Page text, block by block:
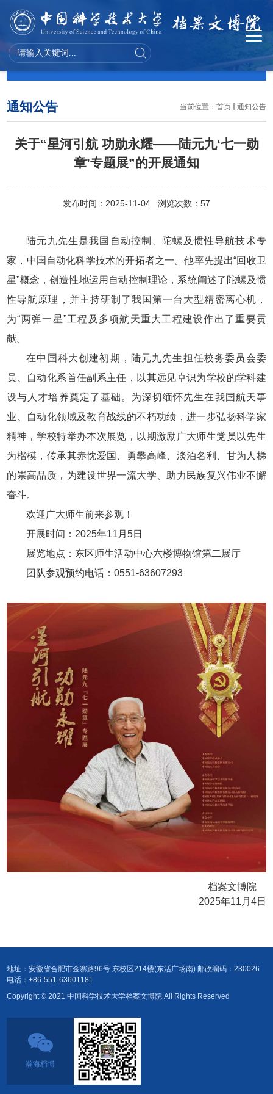
通知公告
通知公告 当前位置： 首页 通知公告
关于“星河引航 功勋永耀——陆元九‘七一勋
章’专题展”的开展通知
发布时间：2025-11-04 浏览次数： 57
陆元九先生是我国自动控制、陀螺及惯性导航技术专
家，中国自动化科学技术的开拓者之一。他率先提出“回收卫
星”概念，创造性地运用自动控制理论，系统阐述了陀螺及惯
性导航原理，并主持研制了我国第一台大型精密离心机，
为“两弹一星”工程及多项航天重大工程建设作出了重要贡
献。
在中国科大创建初期，陆元九先生担任校务委员会委
员、自动化系首任副系主任，以其远见卓识为学校的学科建
设与人才培养奠定了基础。为深切缅怀先生在我国航天事
业、自动化领域及教育战线的不朽功绩，进一步弘扬科学家
精神，学校特举办本次展览，以期激励广大师生党员以先生
为楷模，传承其赤忱爱国、勇攀高峰、淡泊名利、甘为人梯
的崇高品质，为建设世界一流大学、助力民族复兴伟业不懈
奋斗。
欢迎广大师生前来参观！
开展时间：2025年11月5日
展览地点：东区师生活动中心六楼博物馆第二展厅
团队参观预约电话：0551-63607293
档案文博院
2025年11 月 4日
地址：安徽省合肥市金寨路96号 东校区214楼(东活广场南) 邮政编码：230026
电话：+86-551-63601181
Copyright © 2021 中国科学技术大学档案文博院 All Rights Reserved
瀚海档博